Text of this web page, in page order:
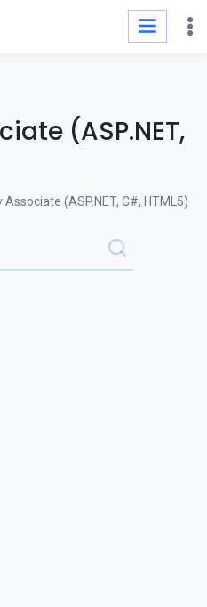
(ASP.NET,
Associate (ASP.NET, C#, HTML5)